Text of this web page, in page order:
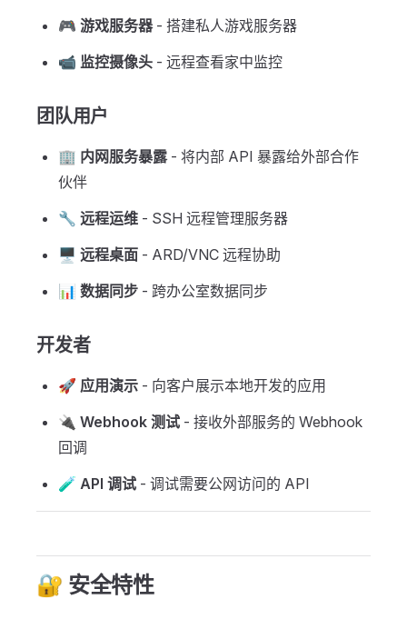
🎮 游戏服务器- 搭建私人游戏服务器
📹 监控摄像头 - 远程查看家中监控
团队用户
🏢 内网服务暴露- 将内部 API 暴露给外部合作
伙伴
🔧 远程运维 - SSH 远程管理服务器
🖥️ 远程桌面 - ARD/VNC 远程协助
📊 数据同步 - 跨办公室数据同步
开发者
🚀 应用演示 - 向客户展示本地开发的应用
🔌 Webhook 测试 - 接收外部服务的 Webhook
回调
🧪 API 调试 - 调试需要公网访问的 API
🔐 安全特性